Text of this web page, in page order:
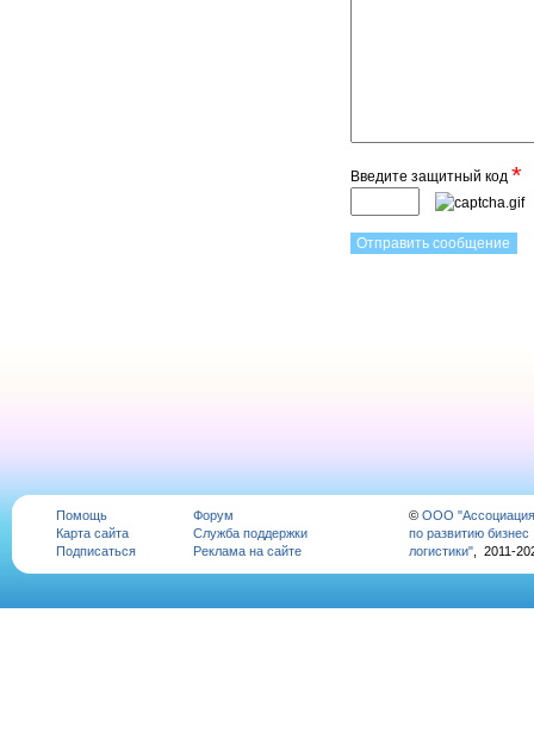
Введите защитный код *
Помощь
Карта сайта
Подписаться
Форум
Служба поддержки
Реклама на сайте
© ООО "Ассоциация
по развитию бизнес
логистики", 2011-